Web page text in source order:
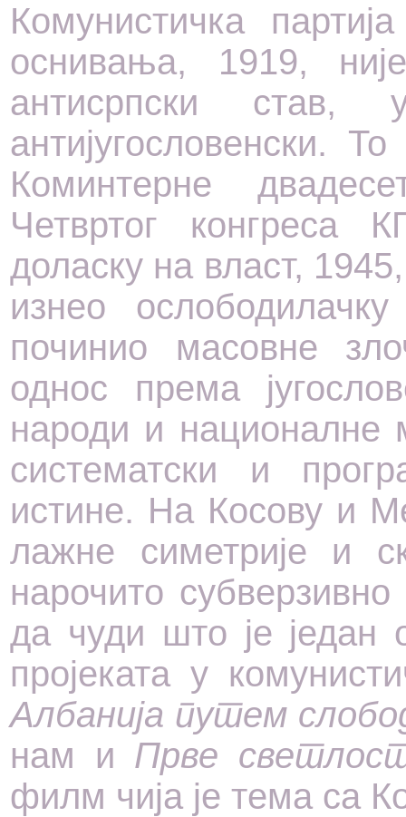
Комунистичка
оснивања, 1919,
антисрпски
антијугословенски.
Коминтерне
Четвртог
доласку на власт,
изнео
починио масовне
однос према
народи и националне
систематски и
истине. На Косову и
лажне симетрије и
нарочито
да чуди што је један
пројеката у
Албанија путем
нам и Прве
филм чија је тема са